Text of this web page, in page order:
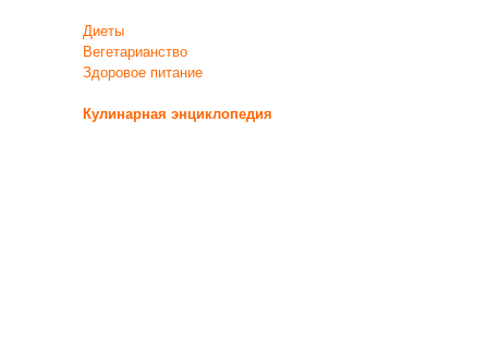
Диеты
Вегетарианство
Здоровое питание
Кулинарная энциклопедия